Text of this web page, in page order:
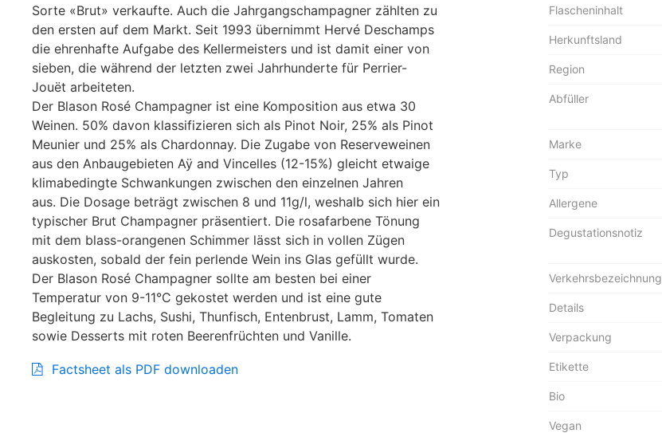
Sorte «Brut» verkaufte. Auch die Jahrgangschampagner zählten zu
den ersten auf dem Markt. Seit 1993 übernimmt Hervé Deschamps
die ehrenhafte Aufgabe des Kellermeisters und ist damit einer von
sieben, die während der letzten zwei Jahrhunderte für Perrier-
Jouët arbeiteten.
Der Blason Rosé Champagner ist eine Komposition aus etwa 30
Weinen. 50% davon klassifizieren sich als Pinot Noir, 25% als Pinot
Meunier und 25% als Chardonnay. Die Zugabe von Reserveweinen
aus den Anbaugebieten Aÿ and Vincelles (12-15%) gleicht etwaige
klimabedingte Schwankungen zwischen den einzelnen Jahren
aus. Die Dosage beträgt zwischen 8 und 11g/l, weshalb sich hier ein
typischer Brut Champagner präsentiert. Die rosafarbene Tönung
mit dem blass-orangenen Schimmer lässt sich in vollen Zügen
auskosten, sobald der fein perlende Wein ins Glas gefüllt wurde.
Der Blason Rosé Champagner sollte am besten bei einer
Temperatur von 9-11°C gekostet werden und ist eine gute
Begleitung zu Lachs, Sushi, Thunfisch, Entenbrust, Lamm, Tomaten
sowie Desserts mit roten Beerenfrüchten und Vanille.
Factsheet als PDF downloaden
Flascheninhalt
Herkunftsland
Region
Abfüller
Marke
Typ
Allergene
Degustationsnotiz
Verkehrsbezeichnung
Details
Verpackung
Etikette
Bio
Vegan